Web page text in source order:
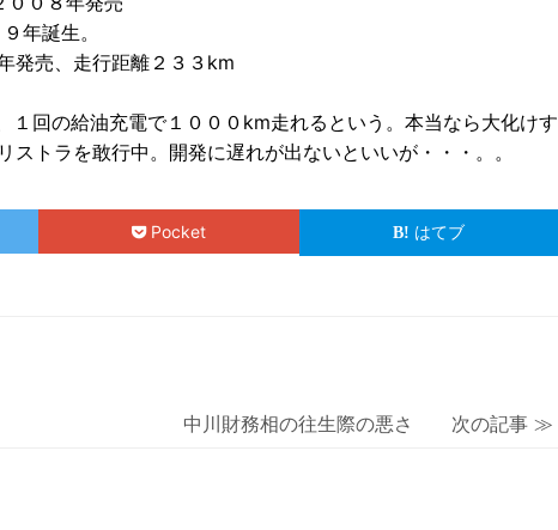
年誕生。
発売、走行距離２３３km
１回の給油充電で１０００km走れるという。本当なら大化けす
トラを敢行中。開発に遅れが出ないといいが・・・。。
Pocket はてブ
中川財務相の往生際の悪さ 次の記事 ≫